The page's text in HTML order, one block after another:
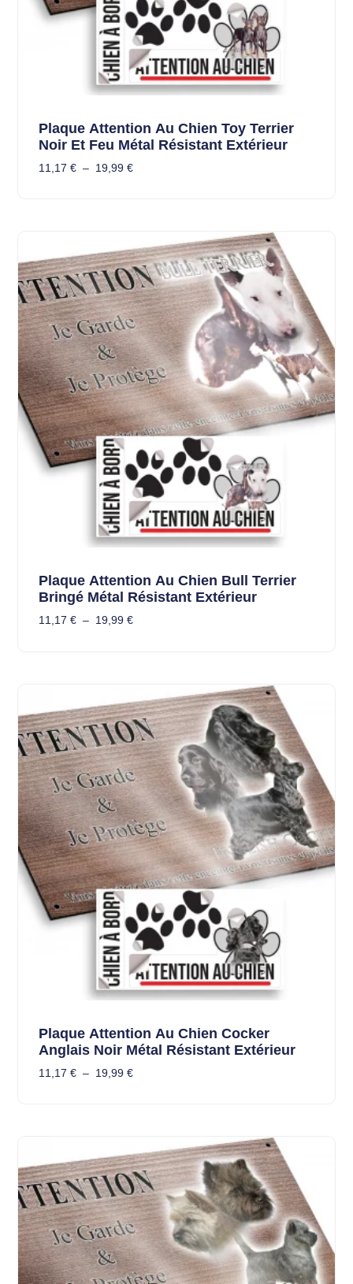
Plaque Attention Au Chien Toy Terrier
Noir Et Feu Métal Résistant Extérieur
11,17 € – 19,99 €
Plaque Attention Au Chien Bull Terrier
Bringé Métal Résistant Extérieur
11,17 € – 19,99 €
Plaque Attention Au Chien Cocker
Anglais Noir Métal Résistant Extérieur
11,17 € – 19,99 €